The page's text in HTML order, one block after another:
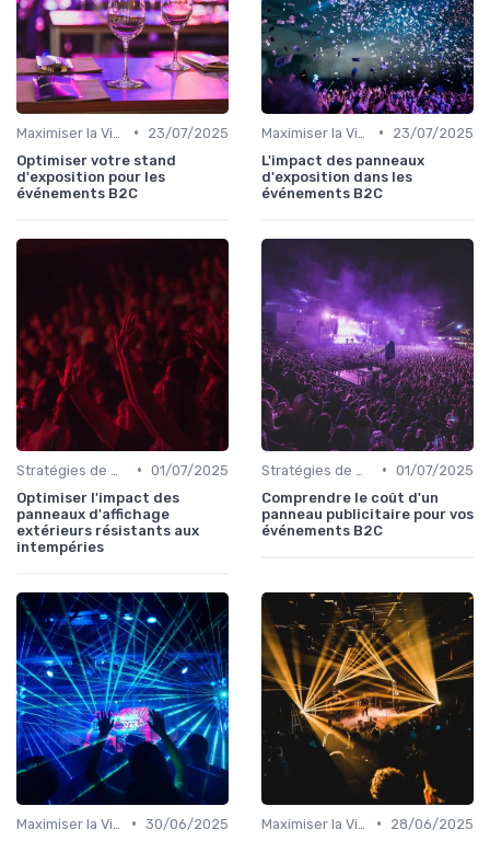
•
23/07/2025
Optimiser votre stand
d'exposition pour les
événements B2C
•
23/07/2025
L'impact des panneaux
d'exposition dans les
événements B2C
• 01/07/2025
Optimiser l'impact des
panneaux d'affichage
extérieurs résistants aux
intempéries
• 01/07/2025
Comprendre le coût d'un
panneau publicitaire pour vos
événements B2C
• 30/06/2025
•
28/06/2025